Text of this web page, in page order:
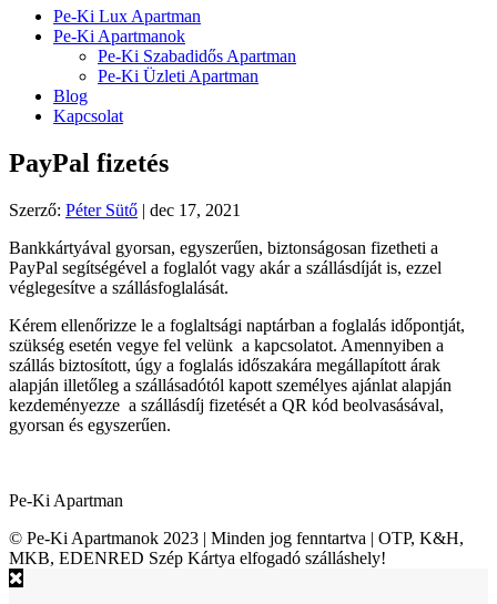
Pe-Ki Lux Apartman
Pe-Ki Apartmanok
Pe-Ki Szabadidős Apartman
Pe-Ki Üzleti Apartman
Blog
Kapcsolat
PayPal fizetés
Szerző: Péter Sütő | dec 17, 2021
Bankkártyával gyorsan, egyszerűen, biztonságosan fizetheti a
PayPal segítségével a foglalót vagy akár a szállásdíját is, ezzel
véglegesítve a szállásfoglalását.
Kérem ellenőrizze le a foglaltsági naptárban a foglalás időpontját,
szükség esetén vegye fel velünk a kapcsolatot. Amennyiben a
szállás biztosított, úgy a foglalás időszakára megállapított árak
alapján illetőleg a szállásadótól kapott személyes ajánlat alapján
kezdeményezze a szállásdíj fizetését a QR kód beolvasásával,
gyorsan és egyszerűen.
Pe-Ki Apartman
© Pe-Ki Apartmanok 2023 | Minden jog fenntartva | OTP, K&H,
MKB, EDENRED Szép Kártya elfogadó szálláshely!